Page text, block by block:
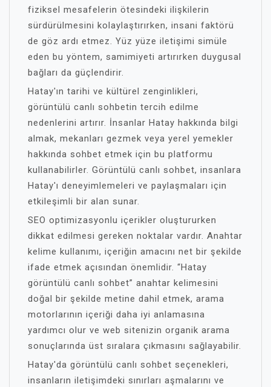
fiziksel mesafelerin ötesindeki ilişkilerin
sürdürülmesini kolaylaştırırken, insani faktörü
de göz ardı etmez. Yüz yüze iletişimi simüle
eden bu yöntem, samimiyeti artırırken duygusal
bağları da güçlendirir.
Hatay'ın tarihi ve kültürel zenginlikleri,
görüntülü canlı sohbetin tercih edilme
nedenlerini artırır. İnsanlar Hatay hakkında bilgi
almak, mekanları gezmek veya yerel yemekler
hakkında sohbet etmek için bu platformu
kullanabilirler. Görüntülü canlı sohbet, insanlara
Hatay'ı deneyimlemeleri ve paylaşmaları için
etkileşimli bir alan sunar.
SEO optimizasyonlu içerikler oluştururken
dikkat edilmesi gereken noktalar vardır. Anahtar
kelime kullanımı, içeriğin amacını net bir şekilde
ifade etmek açısından önemlidir. “Hatay
görüntülü canlı sohbet” anahtar kelimesini
doğal bir şekilde metine dahil etmek, arama
motorlarının içeriği daha iyi anlamasına
yardımcı olur ve web sitenizin organik arama
sonuçlarında üst sıralara çıkmasını sağlayabilir.
Hatay'da görüntülü canlı sohbet seçenekleri,
insanların iletişimdeki sınırları aşmalarını ve